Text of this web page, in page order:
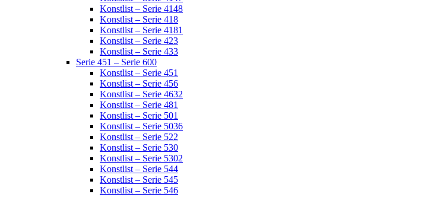
Konstlist – Serie 4148
Konstlist – Serie 418
Konstlist – Serie 4181
Konstlist – Serie 423
Konstlist – Serie 433
Serie 451 – Serie 600
Konstlist – Serie 451
Konstlist – Serie 456
Konstlist – Serie 4632
Konstlist – Serie 481
Konstlist – Serie 501
Konstlist – Serie 5036
Konstlist – Serie 522
Konstlist – Serie 530
Konstlist – Serie 5302
Konstlist – Serie 544
Konstlist – Serie 545
Konstlist – Serie 546